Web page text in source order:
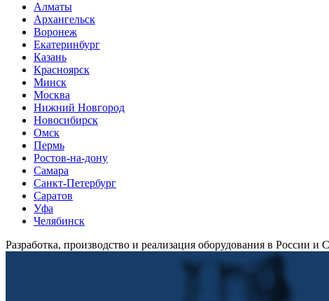
Алматы
Архангельск
Воронеж
Екатеринбург
Казань
Красноярск
Минск
Москва
Нижний Новгород
Новосибирск
Омск
Пермь
Ростов-на-дону
Самара
Санкт-Петербург
Саратов
Уфа
Челябинск
Разработка, производство и реализация оборудования в России и